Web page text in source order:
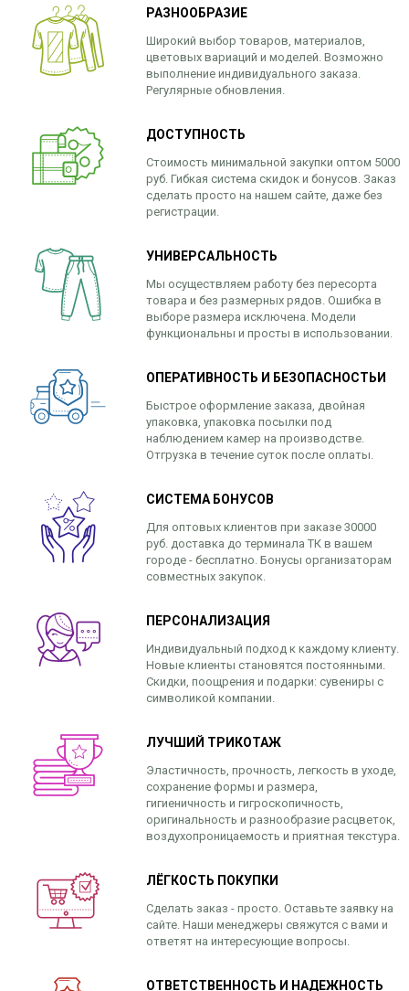
РАЗНООБРАЗИЕ
Широкий выбор товаров, материалов,
цветовых вариаций и моделей. Возможно
выполнение индивидуального заказа.
Регулярные обновления.
ДОСТУПНОСТЬ
Стоимость минимальной закупки оптом 5000
руб. Гибкая система скидок и бонусов. Заказ
сделать просто на нашем сайте, даже без
регистрации.
УНИВЕРСАЛЬНОСТЬ
Мы осуществляем работу без пересорта
товара и без размерных рядов. Ошибка в
выборе размера исключена. Модели
функциональны и просты в использовании.
ОПЕРАТИВНОСТЬ И БЕЗОПАСНОСТЬИ
Быстрое оформление заказа, двойная
упаковка, упаковка посылки под
наблюдением камер на производстве.
Отгрузка в течение суток после оплаты.
СИСТЕМА БОНУСОВ
Для оптовых клиентов при заказе 30000
руб. доставка до терминала ТК в вашем
городе - бесплатно. Бонусы организаторам
совместных закупок.
ПЕРСОНАЛИЗАЦИЯ
Индивидуальный подход к каждому клиенту.
Новые клиенты становятся постоянными.
Скидки, поощрения и подарки: сувениры с
символикой компании.
ЛУЧШИЙ ТРИКОТАЖ
Эластичность, прочность, легкость в уходе,
сохранение формы и размера,
гигиеничность и гигроскопичность,
оригинальность и разнообразие расцветок,
воздухопроницаемость и приятная текстура.
ЛЁГКОСТЬ ПОКУПКИ
Сделать заказ - просто. Оставьте заявку на
сайте. Наши менеджеры свяжутся с вами и
ответят на интересующие вопросы.
ОТВЕТСТВЕННОСТЬ И НАДЕЖНОСТЬ